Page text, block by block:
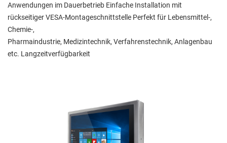
Anwendungen im Dauerbetrieb Einfache Installation mit
rückseitiger VESA-Montageschnittstelle Perfekt für Lebensmittel-,
Chemie-,
Pharmaindustrie, Medizintechnik, Verfahrenstechnik, Anlagenbau
etc. Langzeitverfügbarkeit